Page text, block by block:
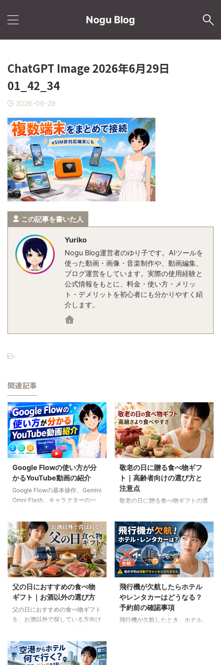
Nogu Blog
ChatGPT Image 2026年6月29日
01_42_34
2026-06-29
この記事を書いた人
Yuriko
Nogu Blog運営者のゆり子です。AIツールを
使った動画・画像・音楽制作や、動画編集、
ブログ運営をしています。実際の使用経験と
公式情報をもとに、料金・使い方・メリッ
ト・デメリットを初心者にも分かりやすく紹
介します。
-
関連記事
Google Flowの使い方が分
かるYouTube動画の紹介
Google Flowの基本操作、Gemini
Omni Flash、キャラクターの一
研究室の長編動画18本を、目的別
に分かりやすく紹介します。
敬老の日に贈る食べ物ギフ
ト｜高齢者向けの選び方と
注意点
敬老の日に贈る食べ物ギフトの選
力や好み、食事制限、保存方法に
配慮しながら、和菓子、スープ、
ご飯のお供、やわらか食などの候
補をわかりやすく解説します。
父の日におすすめの食べ物
ギフト｜お酒以外の選び方
父の日におすすめの食べ物ギフト
を、お酒以外で探している方向け
など、父の好みに合わせた選び方
と注意点を解説します。
飛行機が欠航したらホテル
やレンタカーはどうなる？
予約前の確認事項
飛行機が欠航したとき、ホテル、